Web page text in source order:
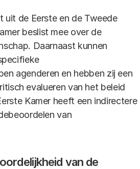
uit de Eerste en de Tweede
beslist mee over de
Daarnaast kunnen
agenderen en hebben zij een
evalueren van het beleid
Kamer heeft een indirectere
van
van de